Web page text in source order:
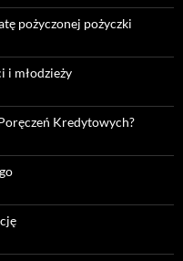
pożyczonej pożyczki
i młodzieży
Kredytowych?